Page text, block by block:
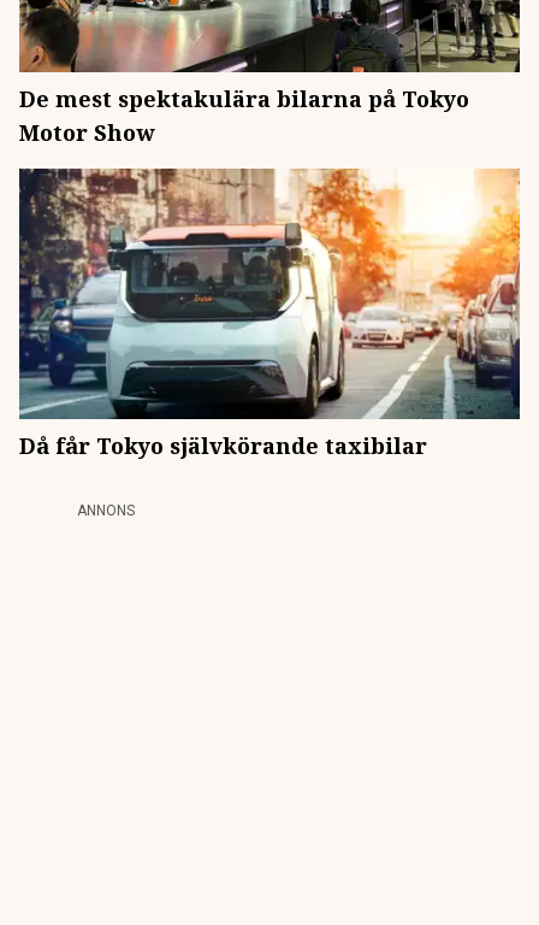
De mest spektakulära bilarna på Tokyo
Motor Show
Då får Tokyo självkörande taxibilar
ANNONS